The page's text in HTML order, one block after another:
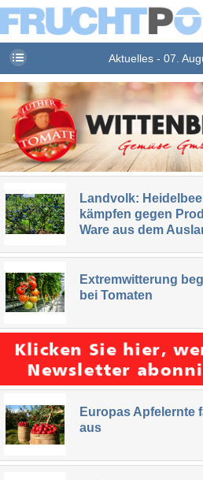
Aktuelles - 07.
Landvolk:
kämpfen gegen
Ware aus dem
Extremwitterung
bei Tomaten
Europas Apfelernte
aus